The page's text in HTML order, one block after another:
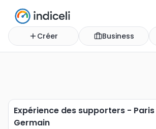
Créer Business
Expérience des supporters - Paris
Notez votre expérience de
Expérience des supporters -
Germain